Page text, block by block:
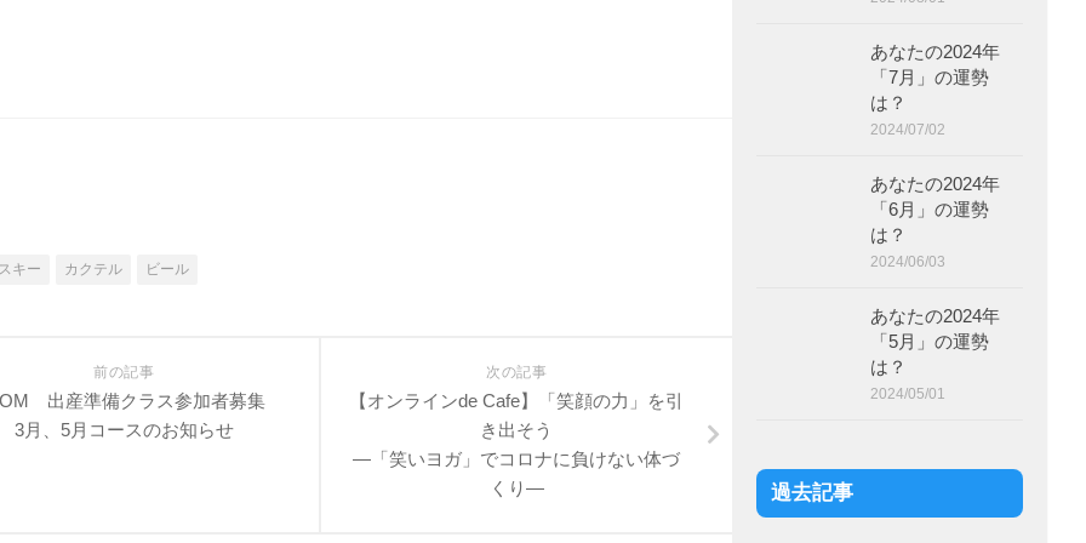
キー カクテル ビール
次の記事
【オンラインde Cafe】「笑顔の力」を引
き出そう
―「笑いヨガ」でコロナに負けない体づ
くり―
前の記事
出産準備クラス参加者募集
3月、5月コースのお知らせ
あなたの2024年
「7月」の運勢
は？
2024/07/02
あなたの2024年
「6月」の運勢
は？
2024/06/03
あなたの2024年
「5月」の運勢
は？
2024/05/01
過去記事